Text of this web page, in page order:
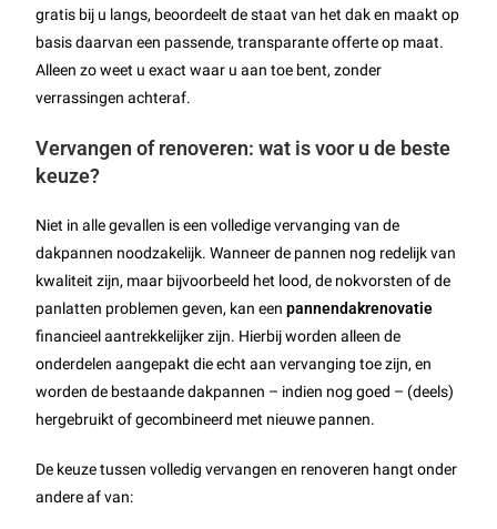
gratis bij u langs, beoordeelt de staat van het dak en maakt op
basis daarvan een passende, transparante offerte op maat.
Alleen zo weet u exact waar u aan toe bent, zonder
verrassingen achteraf.
Vervangen of renoveren: wat is voor u de beste
keuze?
Niet in alle gevallen is een volledige vervanging van de
dakpannen noodzakelijk. Wanneer de pannen nog redelijk van
kwaliteit zijn, maar bijvoorbeeld het lood, de nokvorsten of de
panlatten problemen geven, kan eenpannendakrenovatie
financieel aantrekkelijker zijn. Hierbij worden alleen de
onderdelen aangepakt die echt aan vervanging toe zijn, en
worden de bestaande dakpannen – indien nog goed – (deels)
hergebruikt of gecombineerd met nieuwe pannen.
De keuze tussen volledig vervangen en renoveren hangt onder
andere af van: